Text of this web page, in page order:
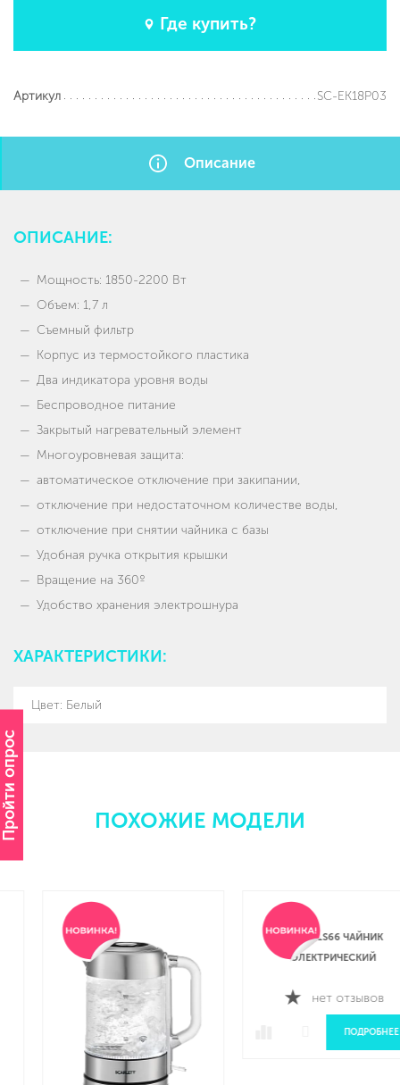
Пройти опрос
Где купить?
Артикул SC-EK18P03
Описание
ОПИСАНИЕ:
Мощность: 1850-2200 Вт
Объем: 1,7 л
Съемный фильтр
Корпус из термостойкого пластика
Два индикатора уровня воды
Беспроводное питание
Закрытый нагревательный элемент
Многоуровневая защита:
автоматическое отключение при закипании,
отключение при недостаточном количестве воды,
отключение при снятии чайника с базы
Удобная ручка открытия крышки
Вращение на 360º
Удобство хранения электрошнура
ХАРАКТЕРИСТИКИ:
Цвет: Белый
ПОХОЖИЕ МОДЕЛИ